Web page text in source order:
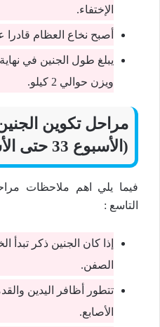
الإختفاء.
أصبح نخاع العظام قادرا
ويزن حوالي 2 كيلو.
مراحل تكوين
(الأسبوع 33 حتى الأسبوع 36)
فيما يلي اهم ملاحظات
التاسع :
إذا كان الجنين ذكر
الصفن.
تتطور أظافر اليدين
الأصابع.